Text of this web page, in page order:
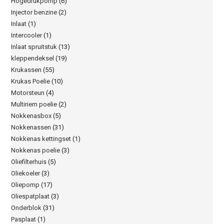
Injector benzine (2)
Inlaat (1)
Intercooler (1)
Inlaat spruitstuk (13)
kleppendeksel (19)
Krukassen (55)
Krukas Poelie (10)
Motorsteun (4)
Multiriem poelie (2)
Nokkenasbox (5)
Nokkenassen (31)
Nokkenas kettingset (1)
Nokkenas poelie (3)
Oliefilterhuis (5)
Oliekoeler (3)
Oliepomp (17)
Oliespatplaat (3)
Onderblok (31)
Pasplaat (1)